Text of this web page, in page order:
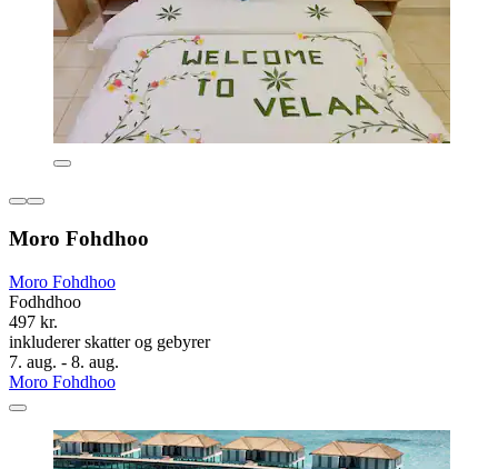
Moro Fohdhoo
Moro Fohdhoo
Fodhdhoo
497 kr.
inkluderer skatter og gebyrer
7. aug. - 8. aug.
Moro Fohdhoo